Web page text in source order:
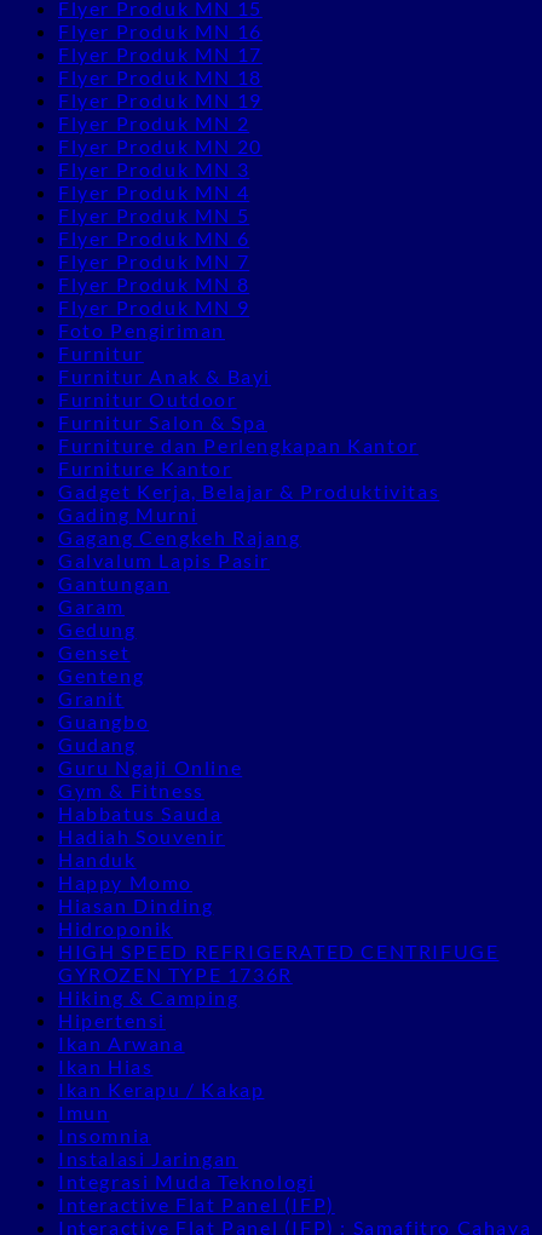
Flyer Produk MN 15
Flyer Produk MN 16
Flyer Produk MN 17
Flyer Produk MN 18
Flyer Produk MN 19
Flyer Produk MN 2
Flyer Produk MN 20
Flyer Produk MN 3
Flyer Produk MN 4
Flyer Produk MN 5
Flyer Produk MN 6
Flyer Produk MN 7
Flyer Produk MN 8
Flyer Produk MN 9
Foto Pengiriman
Furnitur
Furnitur Anak & Bayi
Furnitur Outdoor
Furnitur Salon & Spa
Furniture dan Perlengkapan Kantor
Furniture Kantor
Gadget Kerja, Belajar & Produktivitas
Gading Murni
Gagang Cengkeh Rajang
Galvalum Lapis Pasir
Gantungan
Garam
Gedung
Genset
Genteng
Granit
Guangbo
Gudang
Guru Ngaji Online
Gym & Fitness
Habbatus Sauda
Hadiah Souvenir
Handuk
Happy Momo
Hiasan Dinding
Hidroponik
HIGH SPEED REFRIGERATED CENTRIFUGE
GYROZEN TYPE 1736R
Hiking & Camping
Hipertensi
Ikan Arwana
Ikan Hias
Ikan Kerapu / Kakap
Imun
Insomnia
Instalasi Jaringan
Integrasi Muda Teknologi
Interactive Flat Panel (IFP)
Interactive Flat Panel (IFP) : Samafitro Cahaya